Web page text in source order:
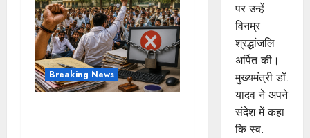
Breaking News
पर उन्हें
विनम्र
श्रद्धांजलि
अर्पित की।
मुख्यमंत्री डॉ.
यादव ने अपने
संदेश में कहा
कि स्व.